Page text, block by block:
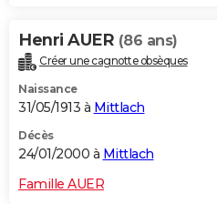
Henri AUER (86 ans)
Créer une cagnotte obsèques
Naissance
31/05/1913 à Mittlach
Décès
24/01/2000 à Mittlach
Famille AUER